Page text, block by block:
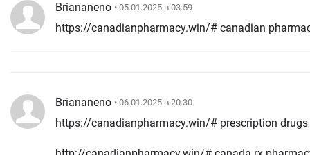
Briananeno • 05.01.2025 в 03:59
https://canadianpharmacy.win/# canadian
Briananeno • 06.01.2025 в 20:30
https://canadianpharmacy.win/# prescription